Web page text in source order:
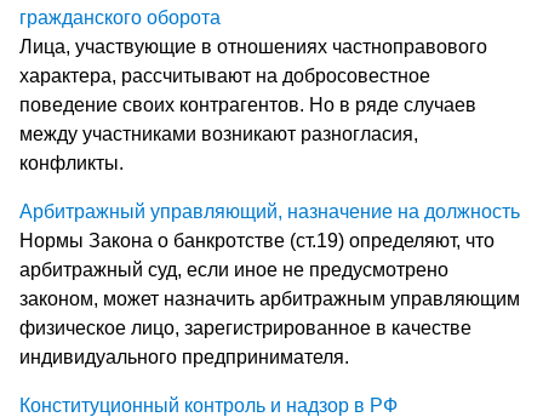
гражданского оборота
Лица, участвующие в отношениях частноправового
характера, рассчитывают на добросовестное
поведение своих контрагентов. Но в ряде случаев
между участниками возникают разногласия,
конфликты.
Арбитражный управляющий, назначение на должность
Нормы Закона о банкротстве (ст.19) определяют, что
арбитражный суд, если иное не предусмотрено
законом, может назначить арбитражным управляющим
физическое лицо, зарегистрированное в качестве
индивидуального предпринимателя.
Конституционный контроль и надзор в РФ